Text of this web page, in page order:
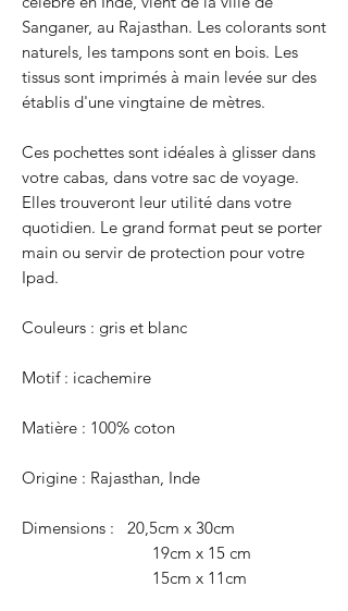
Sanganer, au Rajasthan. Les colorants sont
naturels, les tampons sont en bois. Les
tissus sont imprimés à main levée sur des
établis d'une vingtaine de mètres.
Ces pochettes sont idéales à glisser dans
votre cabas, dans votre sac de voyage.
Elles trouveront leur utilité dans votre
quotidien. Le grand format peut se porter
main ou servir de protection pour votre
Ipad.
Couleurs : gris et blanc
Motif : icachemire
Matière : 100% coton
Origine : Rajasthan, Inde
Dimensions : 20,5cm x 30cm
19cm x 15 cm
15cm x 11cm